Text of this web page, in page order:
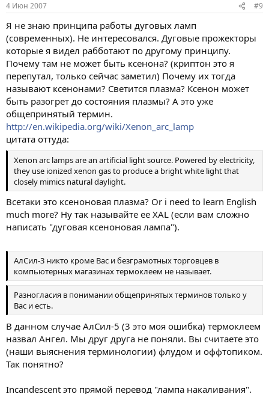
4 Июн 2007 #9
Я не знаю принципа работы дуговых ламп
(современных). Не интересовался. Дуговые прожекторы
которые я видел рабботают по другому принципу.
Почему там не может быть ксенона? (криптон это я
перепутал, только сейчас заметил) Почему их тогда
называют ксенонами? Светится плазма? Ксенон может
быть разогрет до состояния плазмы? А это уже
общепринятый термин.
http://en.wikipedia.org/wiki/Xenon_arc_lamp
цитата оттуда:
Xenon arc lamps are an artificial light source. Powered by electricity,
they use ionized xenon gas to produce a bright white light that
closely mimics natural daylight.
Всетаки это ксеноновая плазма? Or i need to learn English
much more? Ну так называйте ее XAL (если вам сложно
написать "дуговая ксеноновая лампа").
АлСил-3 никто кроме Вас и безграмотных торговцев в
компьютерных магазинах термоклеем не называет.
Разногласия в понимании общепринятых терминов только у
Вас и есть.
В данном случае АлСил-5 (3 это моя ошибка) термоклеем
назвал Ангел. Мы друг друга не поняли. Вы считаете это
(наши выяснения терминологии) флудом и оффтопиком.
Так понятно?
Incandescent это прямой перевод "лампа накаливания".